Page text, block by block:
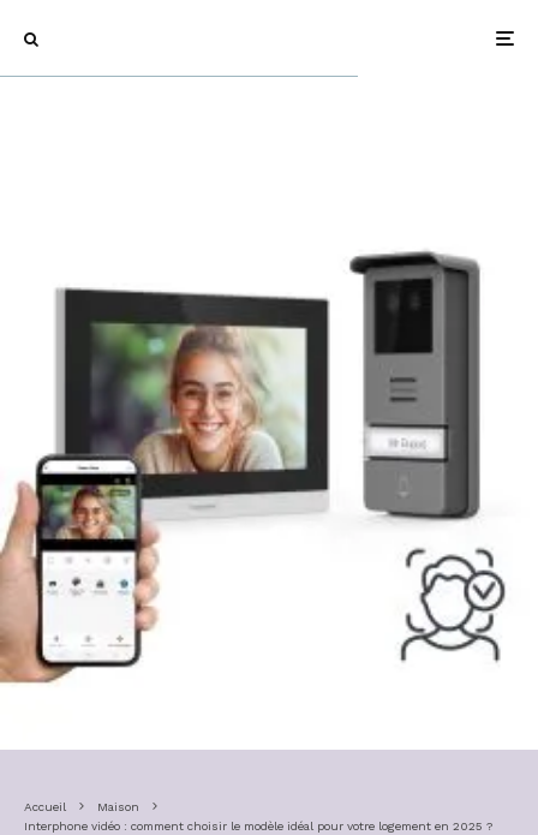
Accueil
Maison
Interphone vidéo : comment choisir le modèle idéal pour votre logement en 2025 ?